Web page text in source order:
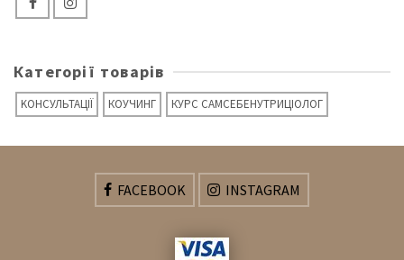
Категорії товарів
KОНСУЛЬТАЦІЇ КОУЧИНГ КУРС САМСЕБЕНУТРИЦІОЛОГ
FACEBOOK INSTAGRAM